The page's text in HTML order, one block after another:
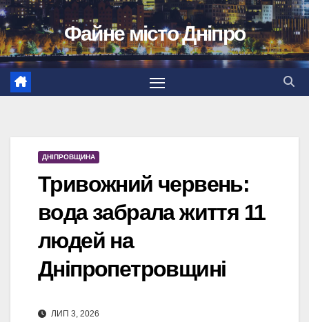
Перейти
до
вмісту
Файне місто Дніпро
ДНІПРОВЩИНА
Тривожний червень:
вода забрала життя 11
людей на
Дніпропетровщині
ЛИП 3, 2026